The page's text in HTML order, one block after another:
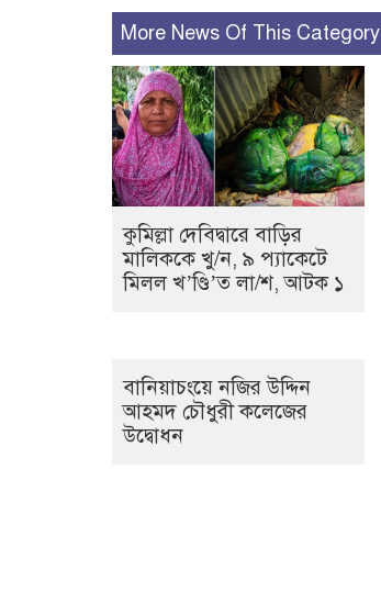
More News Of This Category
কুমিল্লা দেবিদ্বারে বাড়ির
মালিককে খু/ন, ৯ প্যাকেটে
মিলল খ’ণ্ডি’ত লা/শ, আটক ১
বানিয়াচংয়ে নজির উদ্দিন
আহমদ চৌধুরী কলেজের
উদ্বোধন